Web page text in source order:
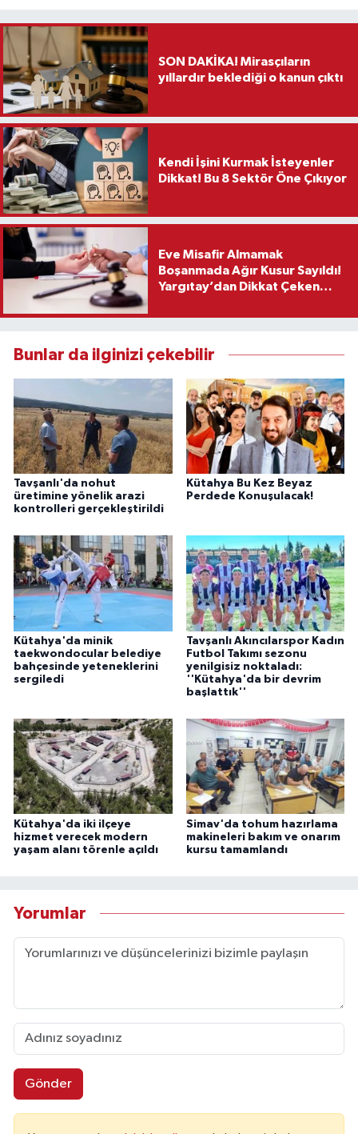
SON DAKİKA! Mirasçıların
yıllardır beklediği o kanun çıktı
Kendi İşini Kurmak İsteyenler
Dikkat! Bu 8 Sektör Öne Çıkıyor
Eve Misafir Almamak
Boşanmada Ağır Kusur Sayıldı!
Yargıtay’dan Dikkat Çeken
Bunlar da ilginizi çekebilir
Tavşanlı'da nohut
üretimine yönelik arazi
kontrolleri gerçekleştirildi
Kütahya Bu Kez Beyaz
Perdede Konuşulacak!
Kütahya'da minik
taekwondocular belediye
bahçesinde yeteneklerini
sergiledi
Tavşanlı Akıncılarspor Kadın
Futbol Takımı sezonu
yenilgisiz noktaladı:
''Kütahya'da bir devrim
başlattık''
Kütahya'da iki ilçeye
hizmet verecek modern
yaşam alanı törenle açıldı
Simav'da tohum hazırlama
makineleri bakım ve onarım
kursu tamamlandı
Yorumlar
Gönder